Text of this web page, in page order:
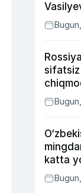
kechdi?
sifatsiz
katta